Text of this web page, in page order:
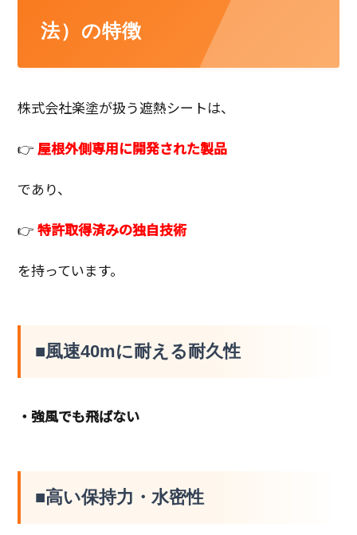
法）の特徴
株式会社楽塗が扱う遮熱シートは、
👉屋根外側専用に開発された製品
であり、
👉特許取得済みの独自技術
を持っています。
■風速40mに耐える耐久性
・強風でも飛ばない
■高い保持力・水密性